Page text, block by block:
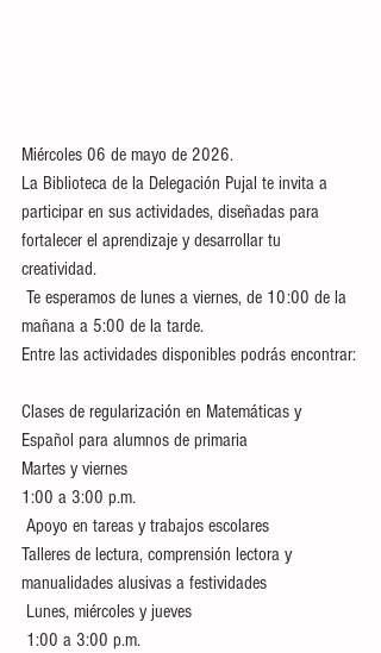
Miércoles 06 de mayo de 2026.
La Biblioteca de la Delegación Pujal te invita a
participar en sus actividades, diseñadas para
fortalecer el aprendizaje y desarrollar tu
creatividad.
mañana a 5:00 de la tarde.
Entre las actividades disponibles podrás encontrar:
Clases de regularización en Matemáticas y
Español para alumnos de primaria
Martes y viernes
1:00 a 3:00 p.m.
Apoyo en tareas y trabajos escolares
Talleres de lectura, comprensión lectora y
manualidades alusivas a festividades
Lunes, miércoles y jueves
1:00 a 3:00 p.m.